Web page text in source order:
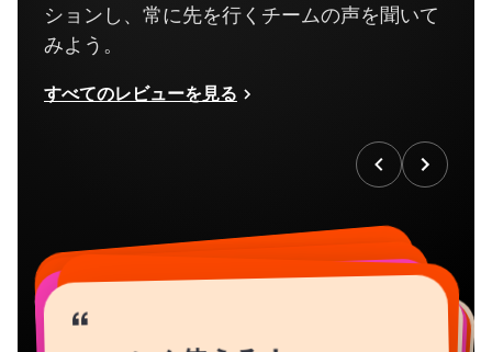
ションし、常に先を行くチームの声を聞いて
みよう。
すべてのレビューを見る
“
“
“
““
“
“